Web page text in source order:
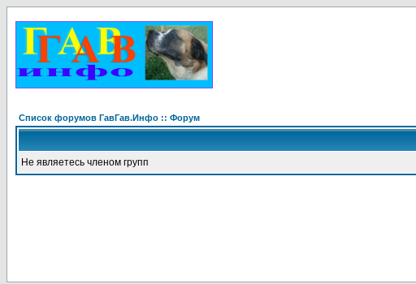
Список форумов ГавГав.Инфо :: Форум
Не являетесь членом групп